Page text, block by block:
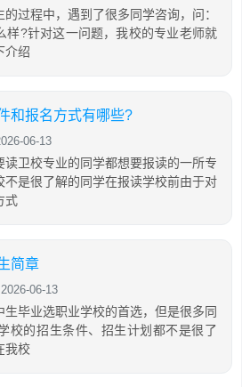
过程中，遇到了很多同学咨询，问：
样?针对这一问题，我校的专业老师就
介绍
和报名方式有哪些?
06-13
卫校专业的同学都想要报读的一所专
不是很了解的同学在报读学校前由于对
式
简章
06-13
毕业选职业学校的首选，但是很多同
校的招生条件、招生计划都不是很了
我校